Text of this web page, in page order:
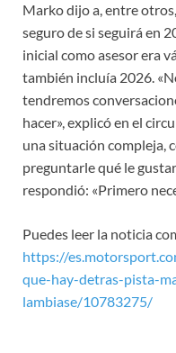
Marko dijo a, entre
seguro de si seguirá en
inicial como asesor era
también incluía 2026.
tendremos
hacer», explicó en el
una situación compleja,
preguntarle qué le
respondió: «Primero
Puedes leer la noticia
https://
que-hay-detras-pista-
lambiase/10783275/